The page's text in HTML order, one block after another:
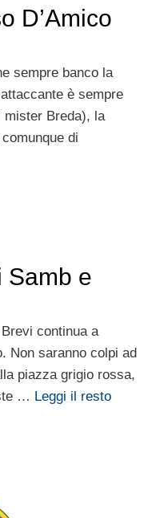
D’Amico
sempre banco la
è sempre
mister Breda), la
di
Samb e
continua a
Non saranno colpi ad
piazza grigio rossa,
… Leggi il resto